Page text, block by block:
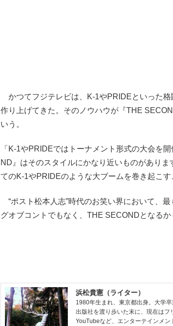
かつてフジテレビは、K-1やPRIDEといった
作り上げてきた。そのノウハウが『THE
いう。
「K-1やPRIDEではトーナメント形式の大会を
ND』はそのスタイルにかなり近いものがあり
てのK-1やPRIDEのような大ブームを巻き起こす
“ポスト松本人志”時代のお笑い界において、
グオブコントでもなく、THE SECONDとなるか
浜松貴憲（ライター）
1980年生まれ、東京都出身。大学
出版社を渡り歩いた末に、現在はフ
YouTubeなど、エンターテインメン